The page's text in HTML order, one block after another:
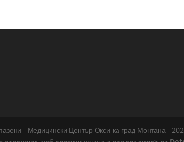
- Медицински Център Окси-ка град Монтана -